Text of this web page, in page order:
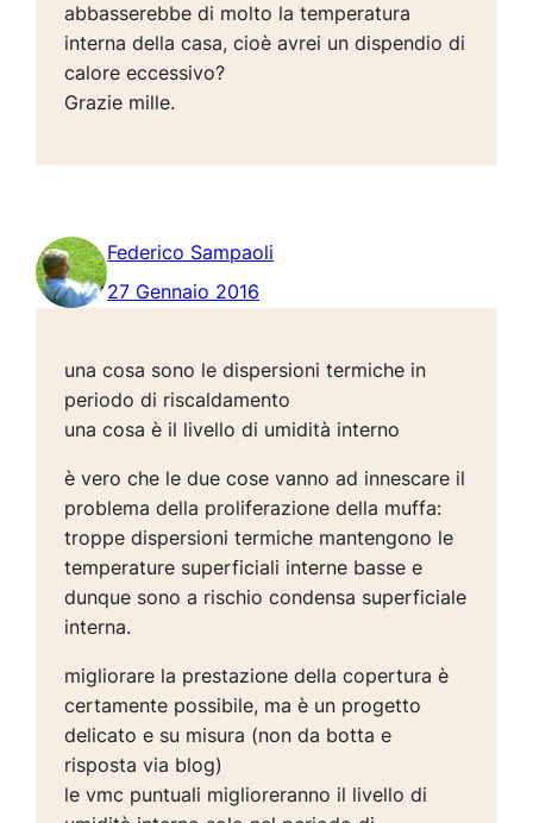
abbasserebbe di molto la temperatura
interna della casa, cioè avrei un dispendio di
calore eccessivo?
Grazie mille.
Federico Sampaoli
27 Gennaio 2016
una cosa sono le dispersioni termiche in
periodo di riscaldamento
una cosa è il livello di umidità interno
è vero che le due cose vanno ad innescare il
problema della proliferazione della muffa:
troppe dispersioni termiche mantengono le
temperature superficiali interne basse e
dunque sono a rischio condensa superficiale
interna.
migliorare la prestazione della copertura è
certamente possibile, ma è un progetto
delicato e su misura (non da botta e
risposta via blog)
le vmc puntuali miglioreranno il livello di